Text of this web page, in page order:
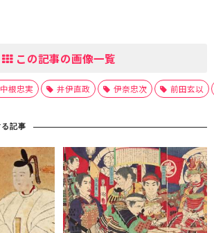
この記事の画像一覧
中根忠実 井伊直政 伊奈忠次 前田玄以
記事